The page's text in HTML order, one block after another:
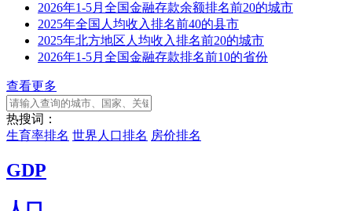
2026年1-5月全国金融存款余额排名前20的城市
2025年全国人均收入排名前40的县市
2025年北方地区人均收入排名前20的城市
2026年1-5月全国金融存款排名前10的省份
查看更多
热搜词：
生育率排名 世界人口排名 房价排名
GDP